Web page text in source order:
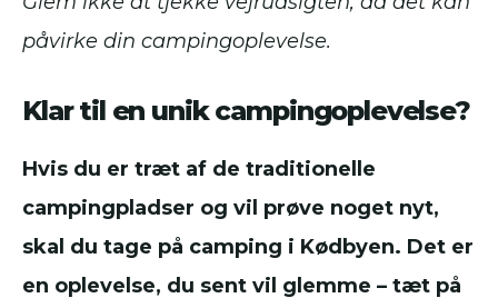
påvirke din campingoplevelse.
Klar til en unik campingoplevelse?
Hvis du er træt af de traditionelle
campingpladser og vil prøve noget nyt,
skal du tage på camping i Kødbyen. Det er
en oplevelse, du sent vil glemme – tæt på